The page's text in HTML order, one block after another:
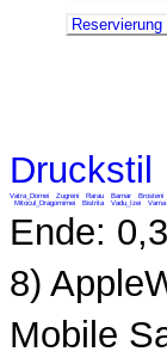
Druckstil
Vatra_Dornei Zugreni Rarau Barnar Brosteni
Mitocul_Dragomirnei
Bistrita Vadu_Izei Vama
Ende:
8)
Mobile